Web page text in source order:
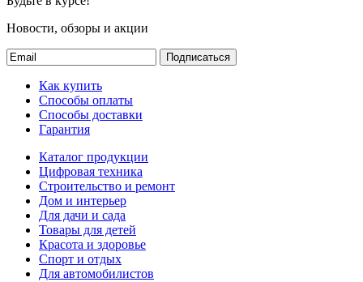
Новости, обзоры и акции
Подписаться
Как купить
Способы оплаты
Способы доставки
Гарантия
Каталог продукции
Цифровая техника
Строительство и ремонт
Дом и интерьер
Для дачи и сада
Товары для детей
Красота и здоровье
Спорт и отдых
Для автомобилистов